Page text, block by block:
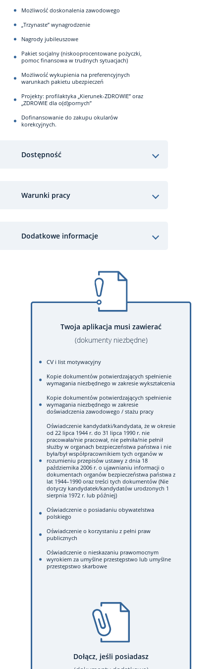
Możliwość doskonalenia zawodowego
„Trzynaste” wynagrodzenie
Nagrody jubileuszowe
Pakiet socjalny (niskooprocentowane pożyczki,
pomoc finansowa w trudnych sytuacjach)
Możliwość wykupienia na preferencyjnych
warunkach pakietu ubezpieczeń
Projekty: profilaktyka „Kierunek-ZDROWIE” oraz
„ZDROWIE dla o(d)pornych”
Dofinansowanie do zakupu okularów
korekcyjnych.
Dostępność
Warunki pracy
Dodatkowe informacje
Twoja aplikacja musi zawierać
(dokumenty niezbędne)
CV i list motywacyjny
Kopie dokumentów potwierdzających spełnienie
wymagania niezbędnego w zakresie wykształcenia
Kopie dokumentów potwierdzających spełnienie
wymagania niezbędnego w zakresie
doświadczenia zawodowego / stażu pracy
Oświadczenie kandydatki/kandydata, że w okresie
od 22 lipca 1944 r. do 31 lipca 1990 r. nie
pracowała/nie pracował, nie pełniła/nie pełnił
służby w organach bezpieczeństwa państwa i nie
była/był współpracownikiem tych organów w
rozumieniu przepisów ustawy z dnia 18
października 2006 r. o ujawnianiu informacji o
dokumentach organów bezpieczeństwa państwa z
lat 1944–1990 oraz treści tych dokumentów (Nie
dotyczy kandydatek/kandydatów urodzonych 1
sierpnia 1972 r. lub później)
Oświadczenie o posiadaniu obywatelstwa
polskiego
Oświadczenie o korzystaniu z pełni praw
publicznych
Oświadczenie o nieskazaniu prawomocnym
wyrokiem za umyślne przestępstwo lub umyślne
przestępstwo skarbowe
Dołącz, jeśli posiadasz